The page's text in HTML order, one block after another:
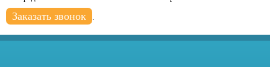
Заказать звонок